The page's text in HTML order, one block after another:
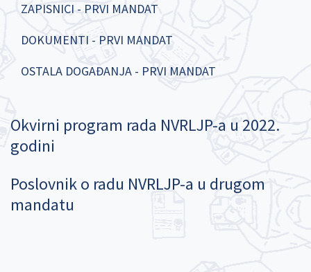
ZAPISNICI - PRVI MANDAT
DOKUMENTI - PRVI MANDAT
OSTALA DOGAĐANJA - PRVI MANDAT
Okvirni program rada NVRLJP-a u 2022.
godini
Poslovnik o radu NVRLJP-a u drugom
mandatu